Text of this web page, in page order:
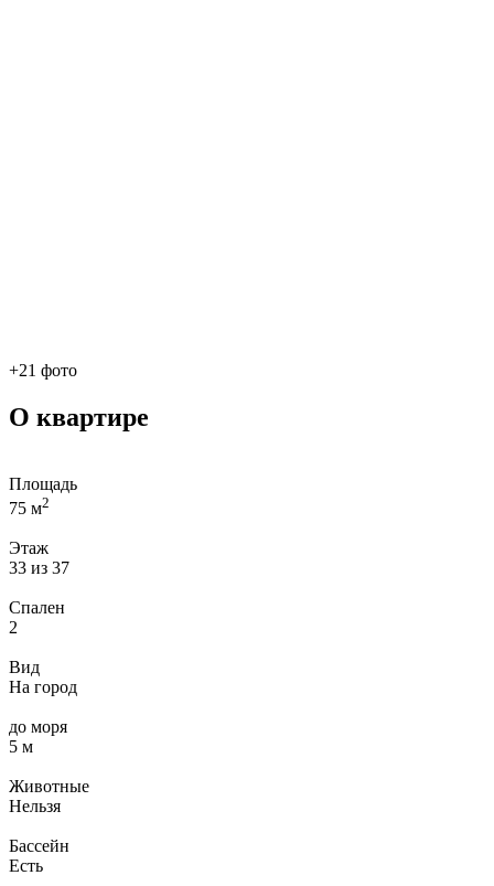
+21 фото
О квартире
Площадь
75 м2
Этаж
33 из 37
Спален
2
Вид
На город
до моря
5 м
Животные
Нельзя
Бассейн
Есть